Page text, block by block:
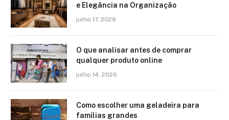
e Elegância na Organização
julho 17, 2026
O que analisar antes de comprar
qualquer produto online
julho 14, 2026
Como escolher uma geladeira para
famílias grandes